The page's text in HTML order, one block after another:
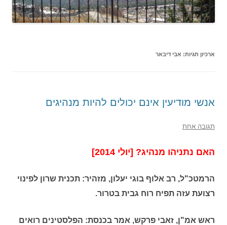
ארכיון תגיות: אבי דיבאר
אנשי מודיעין אינם יכולים להיות מנהיגים
תגובה אחת
האם נתניהו מנהיג? [יולי 2014]
הרמטכ"ל, רב אלוף בוגי יעלון, מזהיר: תכנית שרון לפינוי
רצועת עזה תפיח רוח גבית בטרור.
ראש אמ"ן, זאבי פרקש, אמר בכנסת: הפלסטינים רואים